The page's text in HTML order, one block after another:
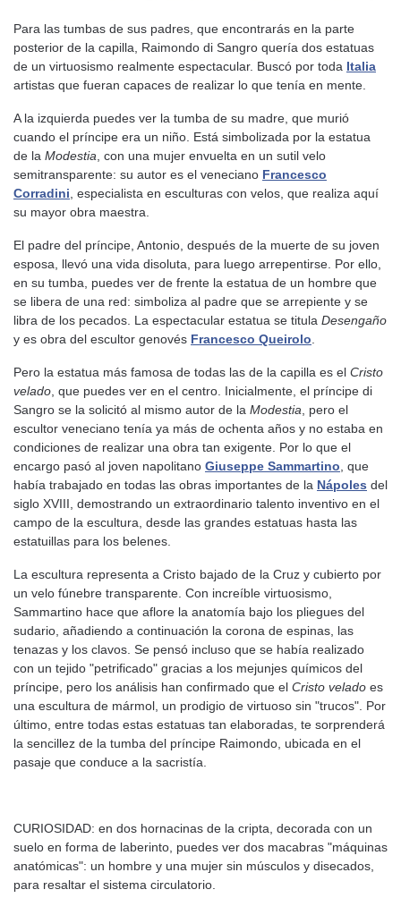
Para las tumbas de sus padres, que encontrarás en la parte
posterior de la capilla, Raimondo di Sangro quería dos estatuas
de un virtuosismo realmente espectacular. Buscó por toda Italia
artistas que fueran capaces de realizar lo que tenía en mente.
A la izquierda puedes ver la tumba de su madre, que murió
cuando el príncipe era un niño. Está simbolizada por la estatua
de la Modestia , con una mujer envuelta en un sutil velo
semitransparente: su autor es el veneciano Francesco
Corradini , especialista en esculturas con velos, que realiza aquí
su mayor obra maestra.
El padre del príncipe, Antonio, después de la muerte de su joven
esposa, llevó una vida disoluta, para luego arrepentirse. Por ello,
en su tumba, puedes ver de frente la estatua de un hombre que
se libera de una red: simboliza al padre que se arrepiente y se
libra de los pecados. La espectacular estatua se titula Desengaño
y es obra del escultor genovés Francesco Queirolo
Pero la estatua más famosa de todas las de la capilla es el Cristo
velado , que puedes ver en el centro. Inicialmente, el príncipe di
Sangro se la solicitó al mismo autor de la Modestia , pero el
escultor veneciano tenía ya más de ochenta años y no estaba en
condiciones de realizar una obra tan exigente. Por lo que el
encargo pasó al joven napolitano Giuseppe Sammartino , que
había trabajado en todas las obras importantes de la Nápoles del
siglo XVIII, demostrando un extraordinario talento inventivo en el
campo de la escultura, desde las grandes estatuas hasta las
estatuillas para los belenes.
La escultura representa a Cristo bajado de la Cruz y cubierto por
un velo fúnebre transparente. Con increíble virtuosismo,
Sammartino hace que aflore la anatomía bajo los pliegues del
sudario, añadiendo a continuación la corona de espinas, las
tenazas y los clavos. Se pensó incluso que se había realizado
con un tejido "petrificado" gracias a los mejunjes químicos del
príncipe, pero los análisis han confirmado que el Cristo velado es
una escultura de mármol, un prodigio de virtuoso sin "trucos". Por
último, entre todas estas estatuas tan elaboradas, te sorprenderá
la sencillez de la tumba del príncipe Raimondo, ubicada en el
pasaje que conduce a la sacristía.
CURIOSIDAD: en dos hornacinas de la cripta, decorada con un
suelo en forma de laberinto, puedes ver dos macabras "máquinas
anatómicas": un hombre y una mujer sin músculos y disecados,
para resaltar el sistema circulatorio.